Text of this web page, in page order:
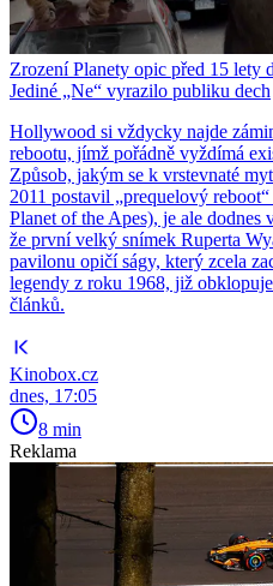
Zrození Planety opic před 15 lety
Jediné „Ne“ vyrazilo publiku dech
Hollywood si vždycky najde
rebootu, jímž pořádně vyždímá
Způsob, jakým se k vrstevnaté
2011 postavil „prequelový
Planet of the Apes), je ale
že první velký snímek Ruperta
pavilonu opičí ságy, který zcela
legendy z roku 1968, již
článků.
Kinobox.cz
dnes, 17:05
8 min
Reklama